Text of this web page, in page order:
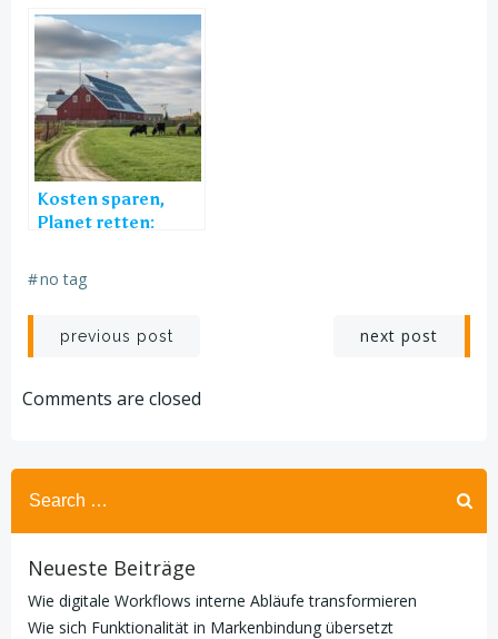
Spanngurt
Kosten sparen,
Planet retten:
nachhaltige
Energielösung
#no tag
Post
navigation
previous post next post
Comments are closed
Search
for:
Neueste Beiträge
Wie digitale Workflows interne Abläufe transformieren
Wie sich Funktionalität in Markenbindung übersetzt